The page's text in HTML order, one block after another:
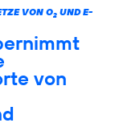
VON O2UND E-
von